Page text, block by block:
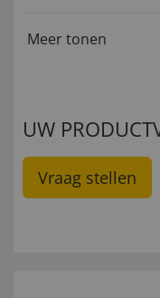
Meer tonen
UW
Vraag stellen